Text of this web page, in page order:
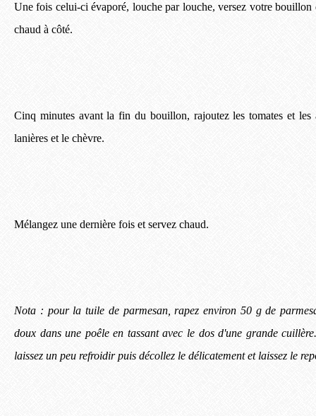
Une fois celui-ci évaporé, louche par louche, versez votre
chaud à côté.
Cinq minutes avant la fin du bouillon, rajoutez les tomates et les
lanières et le chèvre.
Mélangez une dernière fois et servez chaud.
Nota : pour la tuile de parmesan, rapez environ 50 g de
doux dans une poêle en tassant avec le dos d'une grande
laissez un peu refroidir puis décollez le délicatement et laissez le